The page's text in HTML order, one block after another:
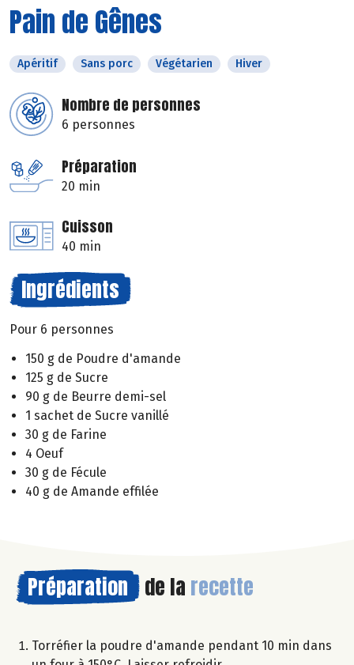
Pain de Gênes
Apéritif Sans porc Végétarien Hiver
Nombre de personnes
6 personnes
Préparation
20 min
Cuisson
40 min
Ingrédients
Pour 6 personnes
150 g de Poudre d'amande
125 g de Sucre
90 g de Beurre demi-sel
1 sachet de Sucre vanillé
30 g de Farine
4 Oeuf
30 g de Fécule
40 g de Amande effilée
Préparation de la recette
Torréfier la poudre d'amande pendant 10 min dans